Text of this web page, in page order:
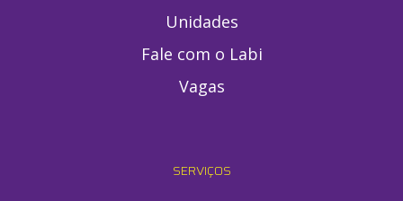
Unidades
Fale com o Labi
Vagas
SERVIÇOS